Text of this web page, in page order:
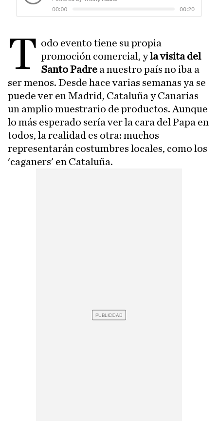
T odo evento tiene su propia
promoción comercial, yla visita del
Santo Padre a nuestro país no iba a
ser menos. Desde hace varias semanas ya se
puede ver en Madrid, Cataluña y Canarias
un amplio muestrario de productos. Aunque
lo más esperado sería ver la cara del Papa en
todos, la realidad es otra: muchos
representarán costumbres locales, como los
'caganers' en Cataluña.